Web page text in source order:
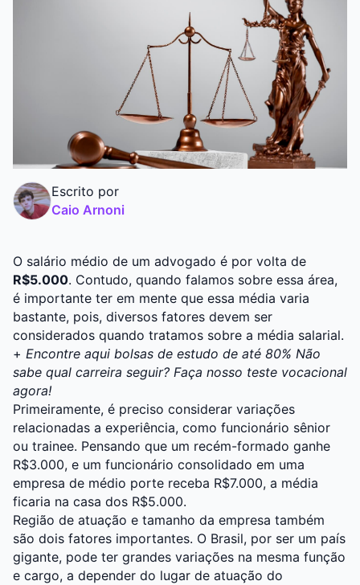
Escrito por
Caio Arnoni
O salário médio de um advogado é por volta de
R$5.000. Contudo, quando falamos sobre essa área,
é importante ter em mente que essa média varia
bastante, pois, diversos fatores devem ser
considerados quando tratamos sobre a média salarial.
+ Encontre aqui bolsas de estudo de até 80% Não
sabe qual carreira seguir? Faça nosso teste vocacional
agora!
Primeiramente, é preciso considerar variações
relacionadas a experiência, como funcionário sênior
ou trainee. Pensando que um recém-formado ganhe
R$3.000, e um funcionário consolidado em uma
empresa de médio porte receba R$7.000, a média
ficaria na casa dos R$5.000.
Região de atuação e tamanho da empresa também
são dois fatores importantes. O Brasil, por ser um país
gigante, pode ter grandes variações na mesma função
e cargo, a depender do lugar de atuação do